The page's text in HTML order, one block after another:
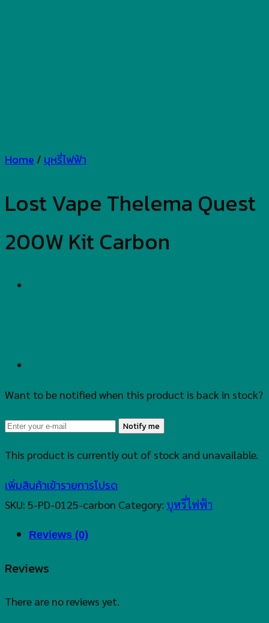
Home / บุหรี่ไฟฟ้า
Lost Vape Thelema Quest
200W Kit Carbon
Want to be notified when this product is back in stock?
Notify me
This product is currently out of stock and unavailable.
เพิ่มสินค้าเข้ารายการโปรด
SKU: 5-PD-0125-carbon Category: บุหรี่ไฟฟ้า
Reviews (0)
Reviews
There are no reviews yet.